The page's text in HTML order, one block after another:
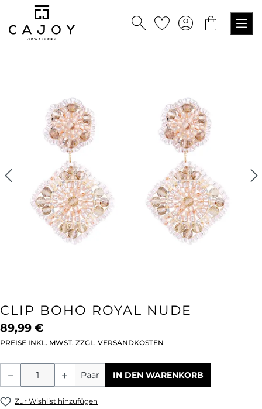
springen
CLIP BOHO ROYAL NUDE
89,99 €
PREISE INKL. MWST. ZZGL. VERSANDKOSTEN
Produkt Anzahl: Gib den gewünschten
Paar IN DEN WARENKORB
Zur Wishlist hinzufügen